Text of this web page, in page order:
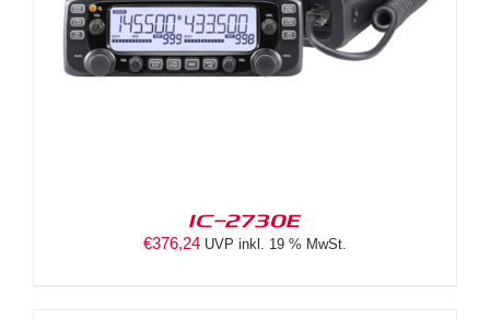
IC-2730E
€376,24 UVP inkl. 19 % MwSt.